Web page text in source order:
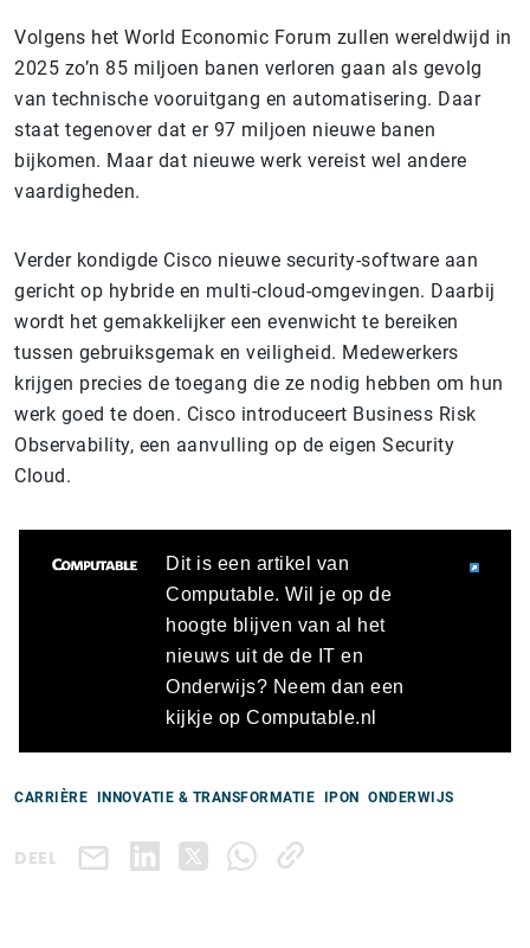
Volgens het World Economic Forum zullen wereldwijd in
2025 zo’n 85 miljoen banen verloren gaan als gevolg
van technische vooruitgang en automatisering. Daar
staat tegenover dat er 97 miljoen nieuwe banen
bijkomen. Maar dat nieuwe werk vereist wel andere
vaardigheden.
Verder kondigde Cisco nieuwe security-software aan
gericht op hybride en multi-cloud-omgevingen. Daarbij
wordt het gemakkelijker een evenwicht te bereiken
tussen gebruiksgemak en veiligheid. Medewerkers
krijgen precies de toegang die ze nodig hebben om hun
werk goed te doen. Cisco introduceert Business Risk
Observability, een aanvulling op de eigen Security
Cloud.
Dit is een artikel van
Computable. Wil je op de
hoogte blijven van al het
nieuws uit de de IT en
Onderwijs? Neem dan een
kijkje op Computable.nl
CARRIÈRE INNOVATIE & TRANSFORMATIE IPON ONDERWIJS
DEEL